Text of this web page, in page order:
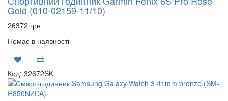
Gold (010-02159-11/10)
26372 грн
Немає в наявності
Код: 32672SK